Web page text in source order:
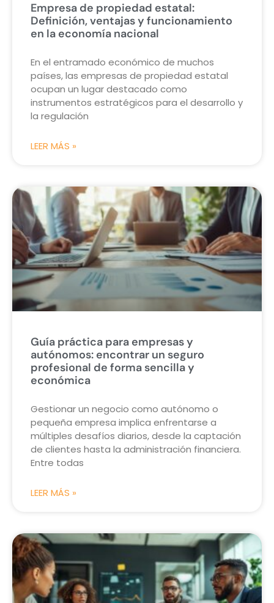
Empresa de propiedad estatal:
Definición, ventajas y funcionamiento
en la economía nacional
En el entramado económico de muchos
países, las empresas de propiedad estatal
ocupan un lugar destacado como
instrumentos estratégicos para el desarrollo y
la regulación
LEER MÁS »
Guía práctica para empresas y
autónomos: encontrar un seguro
profesional de forma sencilla y
económica
Gestionar un negocio como autónomo o
pequeña empresa implica enfrentarse a
múltiples desafíos diarios, desde la captación
de clientes hasta la administración financiera.
Entre todas
LEER MÁS »